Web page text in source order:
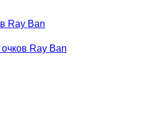
Ray Ban